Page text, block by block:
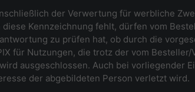
der Verwertung für werbliche
Kennzeichnung fehlt, dürfen vom
zu prüfen hat, ob durch die
für Nutzungen, die trotz der vom
ausgeschlossen. Auch bei vorliegender
der abgebildeten Person verletzt wird.